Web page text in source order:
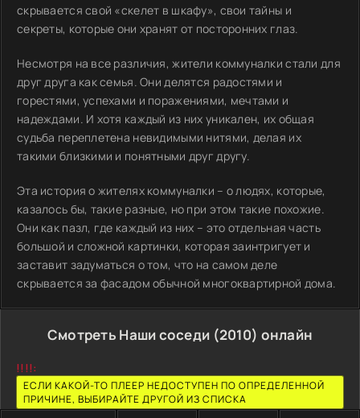
скрывается свой «скелет в шкафу», свои тайны и
секреты, которые они хранят от посторонних глаз.
Несмотря на все различия, жители коммуналки стали для
друг друга как семья. Они делятся радостями и
горестями, успехами и поражениями, мечтами и
надеждами. И хотя каждый из них уникален, их общая
судьба переплетена невидимыми нитями, делая их
такими близкими и понятными друг другу.
Эта история о жителях коммуналки – о людях, которые,
казалось бы, такие разные, но при этом такие похожие.
Они как пазл, где каждый из них – это отдельная часть
большой и сложной картинки, которая заинтригует и
заставит задуматься о том, что на самом деле
скрывается за фасадом обычной многоквартирной дома.
Смотреть Наши соседи (2010) онлайн
!!!!:
ЕСЛИ КАКОЙ-ТО ПЛЕЕР НЕДОСТУПЕН ПО ОПРЕДЕЛЕННОЙ
ПРИЧИНЕ, ВЫБИРАЙТЕ ДРУГОЙ ИЗ СПИСКА